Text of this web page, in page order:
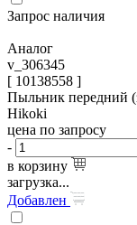
Запрос наличия
Аналог
v_306345
[ 10138558 ]
Пыльник передний
Hikoki
цена по запросу
-
в корзину
загрузка...
Добавлен